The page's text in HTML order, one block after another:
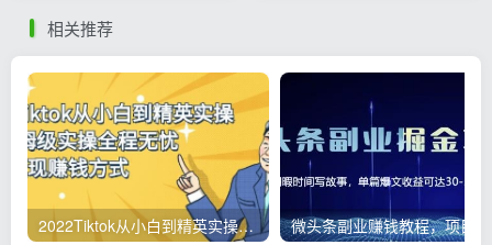
相关推荐
2022Tiktok从小白到精英实操，0-1保姆级实操全程无忧，多种变现赚钱方式